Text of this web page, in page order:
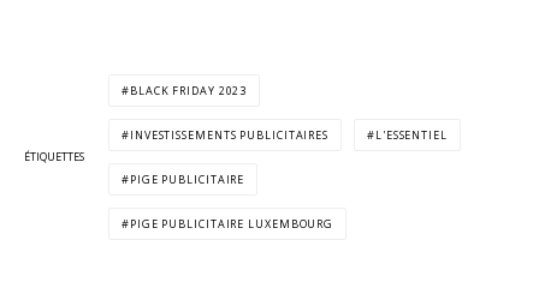
ÉTIQUETTES
BLACK FRIDAY 2023
INVESTISSEMENTS PUBLICITAIRES L'ESSENTIEL
PIGE PUBLICITAIRE
PIGE PUBLICITAIRE LUXEMBOURG